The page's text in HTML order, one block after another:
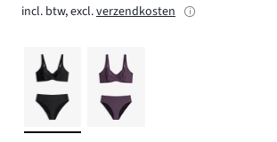
incl. btw, excl.verzendkosten